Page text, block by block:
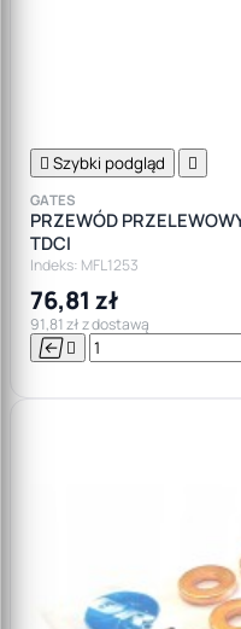
 Szybki podgląd 
GATES
PRZEWÓD
TDCI
Indeks: MFL1253
76,81 zł
91,81 zł z dostawą
 